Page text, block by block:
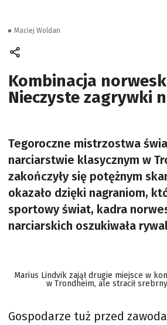
Kombinacja
Nieczyste zagrywki
Tegoroczne mistrzostwa
narciarstwie klasycznym w
zakończyły się potężnym
okazało dzięki nagraniom,
sportowy świat, kadra
narciarskich oszukiwała
Marius Lindvik zajął drugie miejsce w
w Trondheim, ale stracił
Gospodarze tuż przed
Maciej Woldan